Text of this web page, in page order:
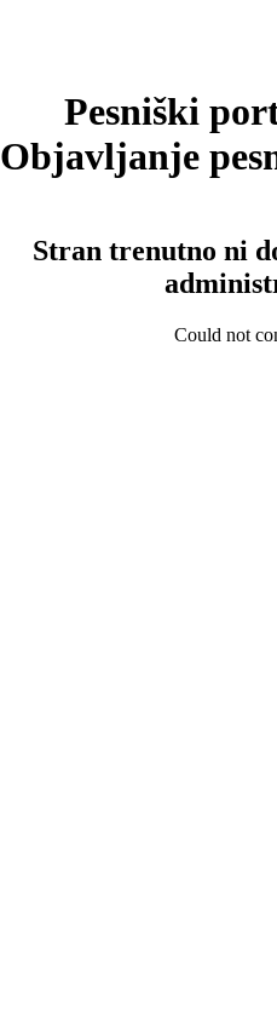
Pesniški
Objavljanje
Stran trenutno ni
Could not